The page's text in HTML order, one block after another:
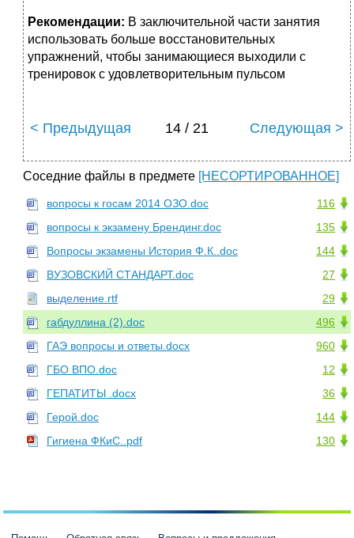
Рекомендации: В заключительной части занятия
использовать больше восстановительных
упражнений, чтобы занимающиеся выходили с
тренировок с удовлетворительным пульсом
< Предыдущая 14 / 21 Следующая >
Соседние файлы в предмете [НЕСОРТИРОВАННОЕ]
116
вопросы к госам 2014 ОЗО.doc
135
вопросы к экзамену Брендинг.doc
144
Вопросы экзамены История Ф.К..doc
27
ВУЗОВСКИЙ СТАНДАРТ.doc
29
выделение.rtf
496
габдуллина (2).doc
960
ГАЭ вопросы и ответы.docx
12
ГБО ВПО.doc
36
ГЕПАТИТЫ .docx
144
Герой.doc
130
Гигиена ФКиС..pdf